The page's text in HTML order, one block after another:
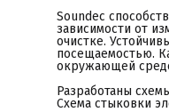
Soundec
зависимости от
очистке.
посещаемостью.
окружающей
Разработаны
Схема стыковки